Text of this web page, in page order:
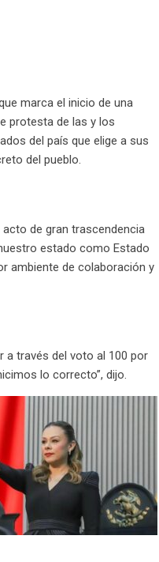
marca el inicio de una
protesta de las y los
del país que elige a sus
del pueblo.
de gran trascendencia
estado como Estado
ambiente de colaboración y
a través del voto al 100 por
lo correcto”, dijo.